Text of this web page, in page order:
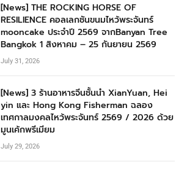
[News] THE ROCKING HORSE OF
RESILIENCE คอลเลกชันขนมไหว้พระจันทร์
mooncake ประจำปี 2569 จากBanyan Tree
Bangkok 1 สิงหาคม – 25 กันยายน 2569
July 31, 2026
[News] 3 ร้านอาหารจีนชั้นนำ XianYuan, Hei
yin และ Hong Kong Fisherman ฉลอง
เทศกาลมงคลไหว้พระจันทร์ 2569 / 2026 ด้วย
มูนเค้กพรีเมียม
July 29, 2026